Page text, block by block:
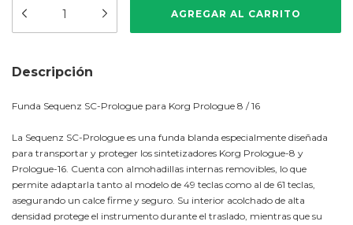
Descripción
Funda Sequenz SC-Prologue para Korg Prologue 8 / 16
La Sequenz SC-Prologue es una funda blanda especialmente diseñada
para transportar y proteger los sintetizadores Korg Prologue-8 y
Prologue-16. Cuenta con almohadillas internas removibles, lo que
permite adaptarla tanto al modelo de 49 teclas como al de 61 teclas,
asegurando un calce firme y seguro. Su interior acolchado de alta
densidad protege el instrumento durante el traslado, mientras que su